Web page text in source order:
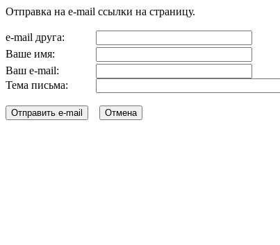
Отправка на e-mail ссылки на страницу.
e-mail друга:
Ваше имя:
Ваш e-mail:
Тема письма: